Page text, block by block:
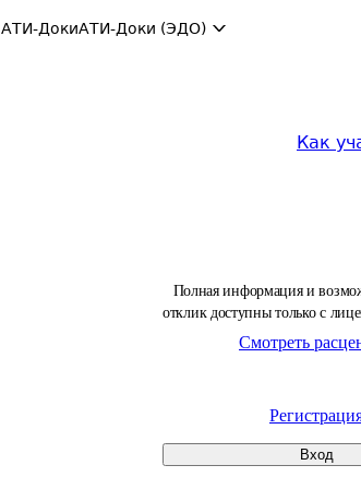
АТИ-ДокиАТИ-Доки (ЭДО)
Как
Полная информация и
отклик доступны только с
Смотреть
Вход